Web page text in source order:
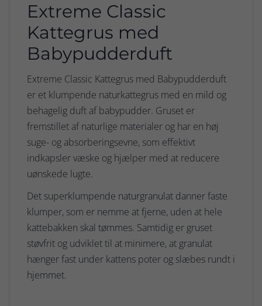
Extreme Classic
Kattegrus med
Babypudderduft
Extreme Classic Kattegrus med Babypudderduft
er et klumpende naturkattegrus med en mild og
behagelig duft af babypudder. Gruset er
fremstillet af naturlige materialer og har en høj
suge- og absorberingsevne, som effektivt
indkapsler væske og hjælper med at reducere
uønskede lugte.
Det superklumpende naturgranulat danner faste
klumper, som er nemme at fjerne, uden at hele
kattebakken skal tømmes. Samtidig er gruset
støvfrit og udviklet til at minimere, at granulat
hænger fast under kattens poter og slæbes rundt i
hjemmet.